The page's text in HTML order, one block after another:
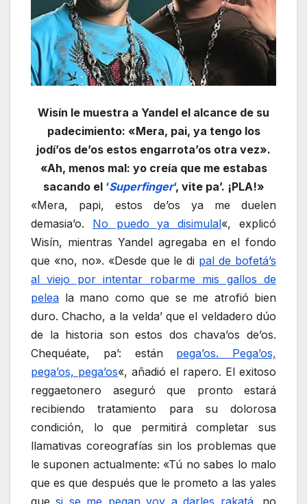
Wisín le muestra a Yandel el alcance de su
padecimiento: «Mera, pai, ya tengo los
jodí’os de’os estos engarrota’os otra vez».
«Ah, menos mal: yo creía que me estabas
sacando el ‘Superfinger‘, vite pa’. ¡PLA!»
«Mera, papi, estos de’os ya me duelen
demasia’o. No puedo ya disimulal«, explicó
Wisín, mientras Yandel agregaba en el fondo
que «no, no». «Desde que le di pal de bofetá’s
al viejo por intentar robarme mis gallos de
pelea la mano como que se me atrofió bien
duro. Chacho, a la velda’ que el veldadero dúo
de la historia son estos dos chava’os de’os.
Chequéate, pa’: están pega’os. Pega’os,
pega’os, pega’os«, añadió el rapero. El exitoso
reggaetonero aseguró que pronto estará
recibiendo tratamiento para su dolorosa
condición, lo que permitirá completar sus
llamativas coreografías sin los problemas que
le suponen actualmente: «Tú no sabes lo malo
que es que después que le prometo a las yales
quesi se me pegan voy a darles rakatá, no